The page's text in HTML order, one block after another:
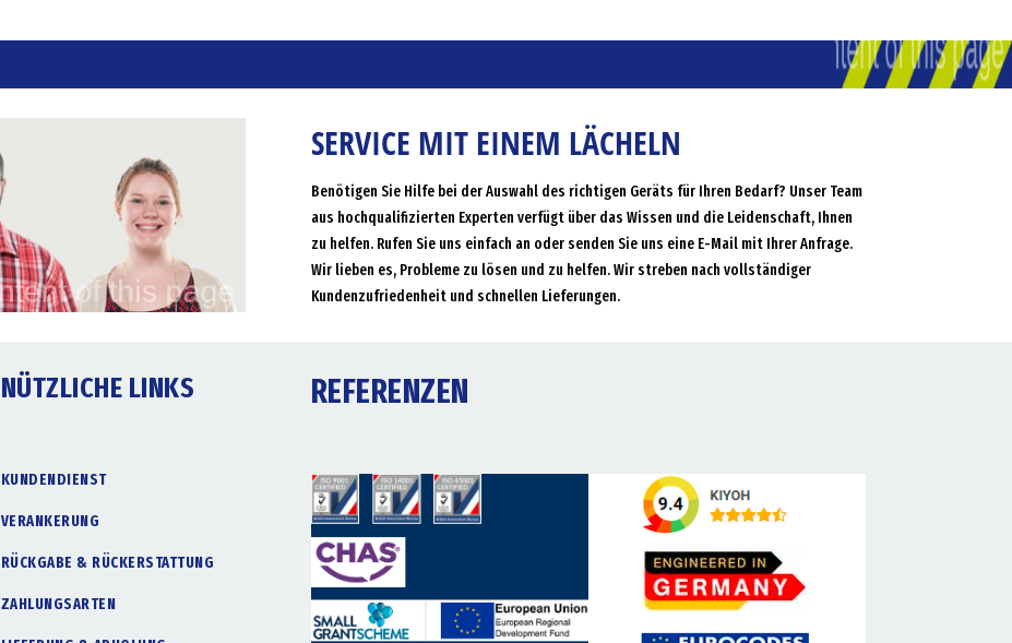
SERVICE MIT EINEM LÄCHELN
Benötigen Sie Hilfe bei der Auswahl des richtigen Geräts für Ihren Bedarf? Unser Team
aus hochqualifizierten Experten verfügt über das Wissen und die Leidenschaft, Ihnen
zu helfen. Rufen Sie uns einfach an oder senden Sie uns eine E-Mail mit Ihrer Anfrage.
Wir lieben es, Probleme zu lösen und zu helfen. Wir streben nach vollständiger
Kundenzufriedenheit und schnellen Lieferungen.
NÜTZLICHE LINKS
KUNDENDIENST
VERANKERUNG
RÜCKGABE & RÜCKERSTATTUNG
ZAHLUNGSARTEN
REFERENZEN